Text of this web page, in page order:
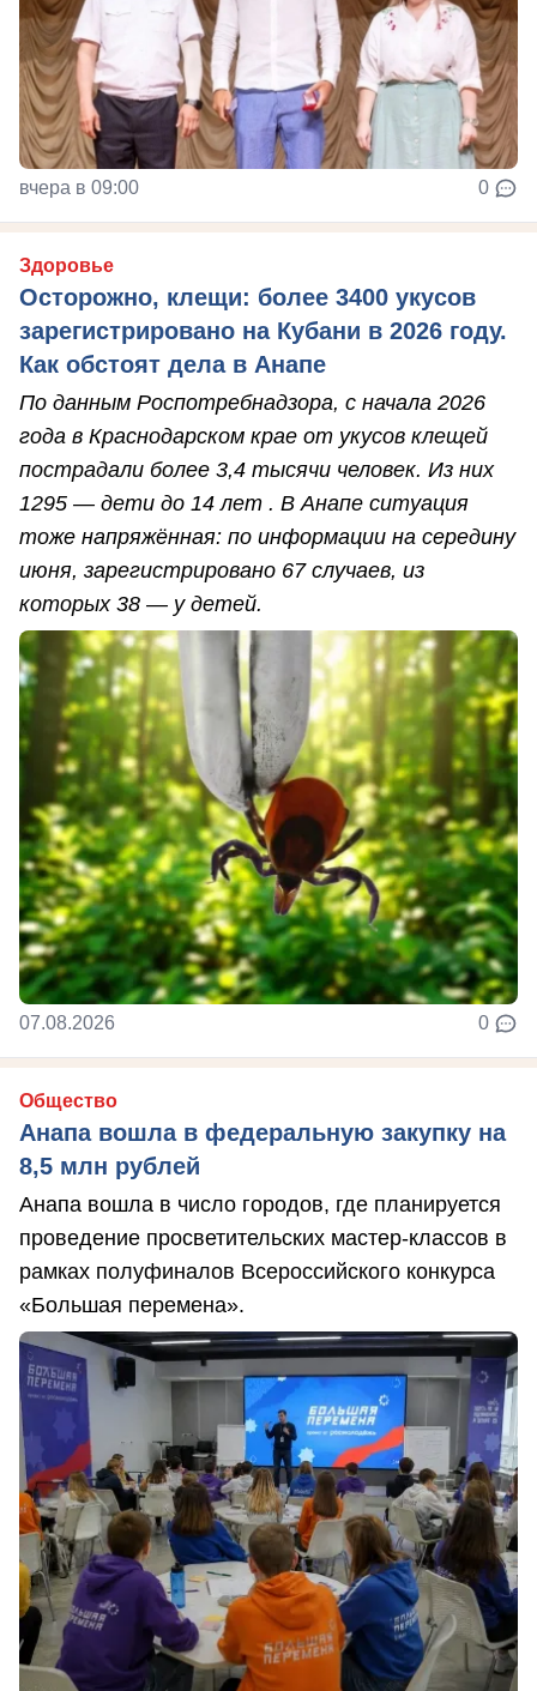
вчера в 09:00 0
Здоровье
Осторожно, клещи: более 3400 укусов
зарегистрировано на Кубани в 2026 году.
Как обстоят дела в Анапе
По данным Роспотребнадзора, с начала 2026
года в Краснодарском крае от укусов клещей
пострадали более 3,4 тысячи человек. Из них
1295 — дети до 14 лет . В Анапе ситуация
тоже напряжённая: по информации на середину
июня, зарегистрировано 67 случаев, из
которых 38 — у детей.
07.08.2026 0
Общество
Анапа вошла в федеральную закупку на
8,5 млн рублей
Анапа вошла в число городов, где планируется
проведение просветительских мастер-классов в
рамках полуфиналов Всероссийского конкурса
«Большая перемена».